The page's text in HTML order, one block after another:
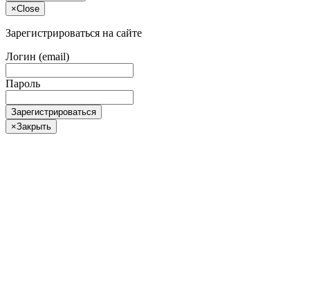
×Close
Зарегистрироваться на сайте
Логин (email)
Пароль
Зарегистрироваться
×Закрыть